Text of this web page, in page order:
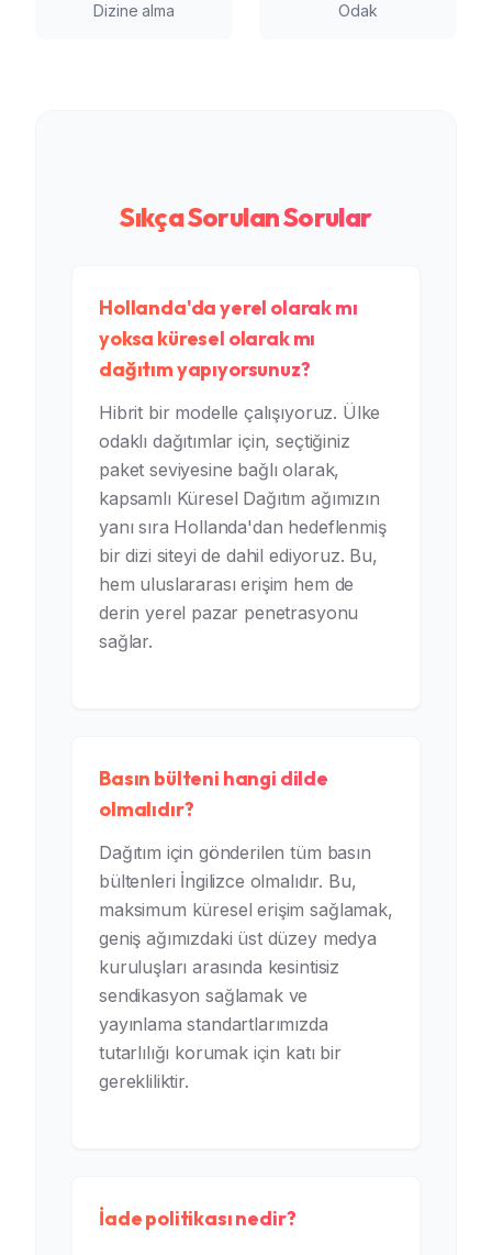
Dizine alma Odak
Sıkça Sorulan Sorular
Hollanda'da yerel olarak mı
yoksa küresel olarak mı
dağıtım yapıyorsunuz?
Hibrit bir modelle çalışıyoruz. Ülke
odaklı dağıtımlar için, seçtiğiniz
paket seviyesine bağlı olarak,
kapsamlı Küresel Dağıtım ağımızın
yanı sıra Hollanda'dan hedeflenmiş
bir dizi siteyi de dahil ediyoruz. Bu,
hem uluslararası erişim hem de
derin yerel pazar penetrasyonu
sağlar.
Basın bülteni hangi dilde
olmalıdır?
Dağıtım için gönderilen tüm basın
bültenleri İngilizce olmalıdır. Bu,
maksimum küresel erişim sağlamak,
geniş ağımızdaki üst düzey medya
kuruluşları arasında kesintisiz
sendikasyon sağlamak ve
yayınlama standartlarımızda
tutarlılığı korumak için katı bir
gerekliliktir.
İade politikası nedir?